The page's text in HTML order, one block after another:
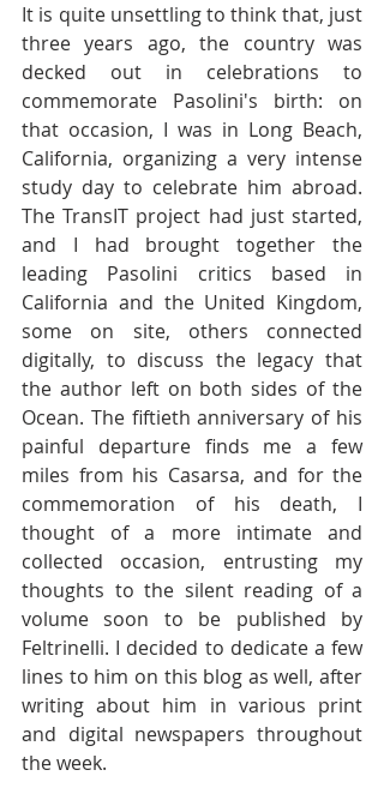
It is quite unsettling to think that, just
three years ago, the country was
decked out in celebrations to
commemorate Pasolini's birth: on
that occasion, I was in Long Beach,
California, organizing a very intense
study day to celebrate him abroad.
The TransIT project had just started,
and I had brought together the
leading Pasolini critics based in
California and the United Kingdom,
some on site, others connected
digitally, to discuss the legacy that
the author left on both sides of the
Ocean. The fiftieth anniversary of his
painful departure finds me a few
miles from his Casarsa, and for the
commemoration of his death, I
thought of a more intimate and
collected occasion, entrusting my
thoughts to the silent reading of a
volume soon to be published by
Feltrinelli. I decided to dedicate a few
lines to him on this blog as well, after
writing about him in various print
and digital newspapers throughout
the week.